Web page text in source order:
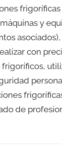
y
con
de